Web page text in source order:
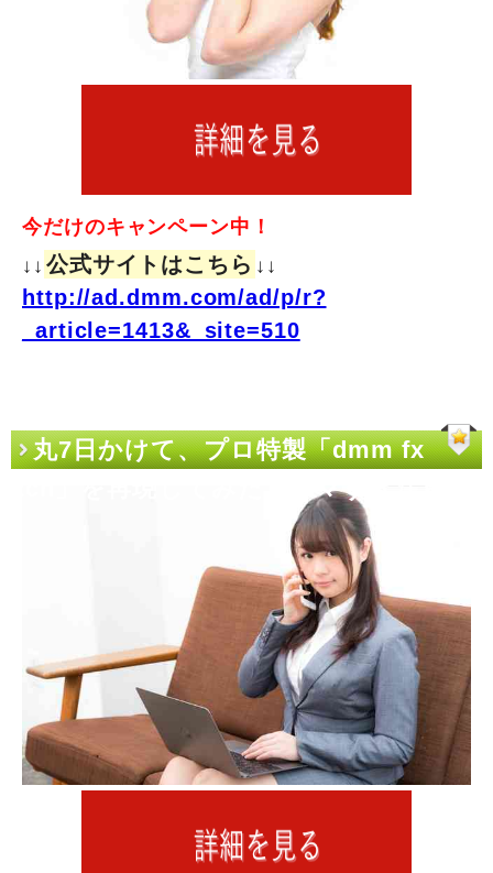
今だけのキャンペーン中！
↓↓ 公式サイトはこちら ↓↓
http://ad.dmm.com/ad/p/r?
_article=1413&_site=510
丸7日かけて、プロ特製「dmm fx
2ch」を再現してみた【ウマすぎ注意】